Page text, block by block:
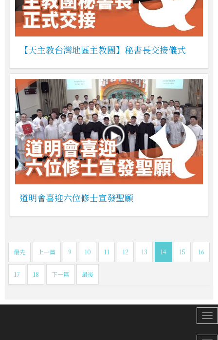
【天主教台灣地區主教團】秘書長交接儀式
道明會喜迎六位修士宣發聖願
最先 上一篇 9 10 11 12 13 14 15 16
17 18 下一篇 最後